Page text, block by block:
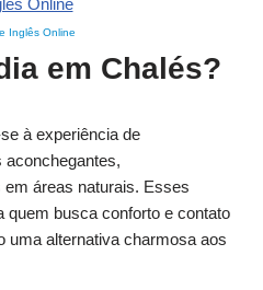
Inglês Online
em Chalés?
à experiência de
aconchegantes,
áreas naturais. Esses
quem busca conforto e contato
uma alternativa charmosa aos